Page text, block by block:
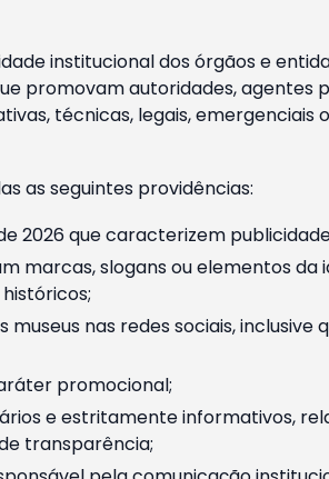
institucional dos órgãos e
promovam autoridades, agentes
técnicas, legais, emergenciais
as seguintes providências:
2026 que caracterizem
slogans ou elementos da
nas redes sociais, inclusive
promocional;
e estritamente informativos,
transparência;